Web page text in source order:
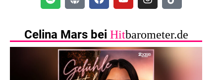
Celina Mars bei Hitbarometer.de